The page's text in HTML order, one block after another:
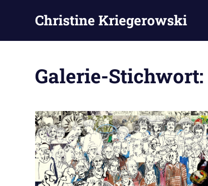
Christine Kriegerowski
Galerie-Stichwort: